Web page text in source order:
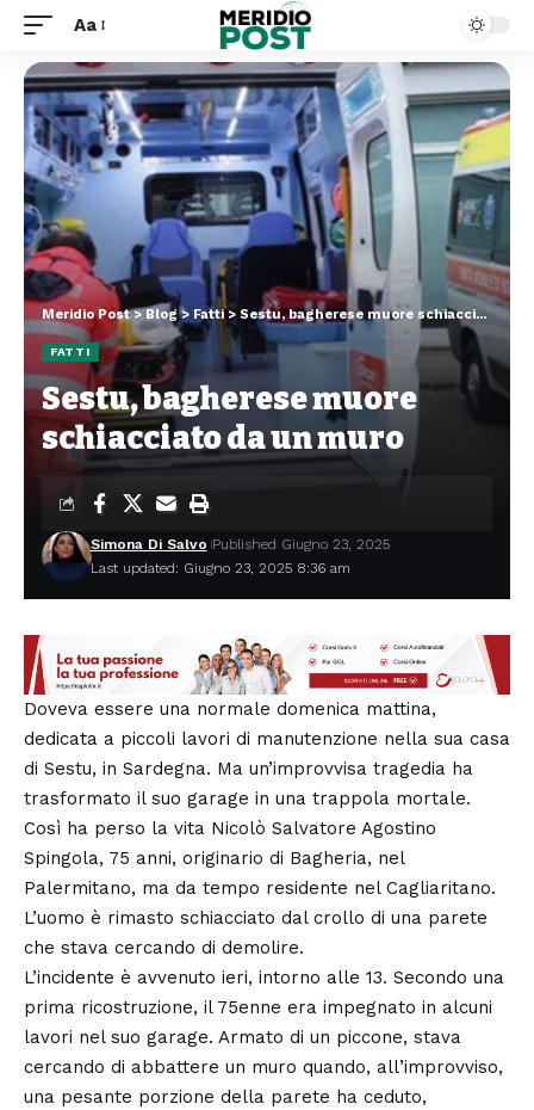
Aa
Meridio Post>Blog> Fatti>Sestu, bagherese muore schiacciato da un muro
FATTI
Sestu, bagherese muore
schiacciato da un muro
Last updated: Giugno 23, 2025 8:36 am
Simona Di Salvo Published Giugno 23, 2025
Doveva essere una normale domenica mattina,
dedicata a piccoli lavori di manutenzione nella sua casa
di Sestu, in Sardegna. Ma un’improvvisa tragedia ha
trasformato il suo garage in una trappola mortale.
Così ha perso la vita Nicolò Salvatore Agostino
Spingola, 75 anni, originario di Bagheria, nel
Palermitano, ma da tempo residente nel Cagliaritano.
L’uomo è rimasto schiacciato dal crollo di una parete
che stava cercando di demolire.
L’incidente è avvenuto ieri, intorno alle 13. Secondo una
prima ricostruzione, il 75enne era impegnato in alcuni
lavori nel suo garage. Armato di un piccone, stava
cercando di abbattere un muro quando, all’improvviso,
una pesante porzione della parete ha ceduto,